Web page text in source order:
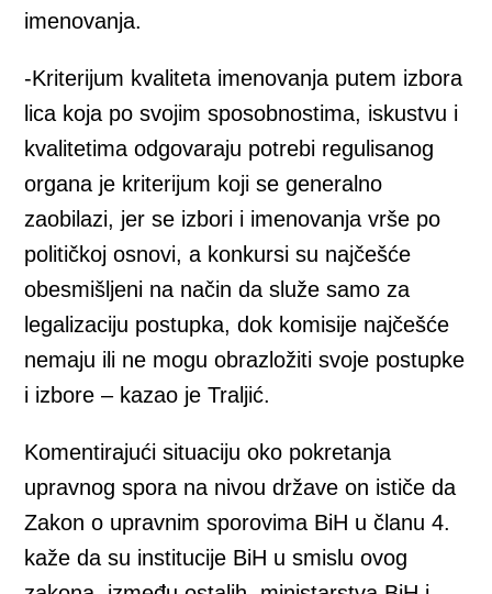
imenovanja.
-Kriterijum kvaliteta imenovanja putem izbora
lica koja po svojim sposobnostima, iskustvu i
kvalitetima odgovaraju potrebi regulisanog
organa je kriterijum koji se generalno
zaobilazi, jer se izbori i imenovanja vrše po
političkoj osnovi, a konkursi su najčešće
obesmišljeni na način da služe samo za
legalizaciju postupka, dok komisije najčešće
nemaju ili ne mogu obrazložiti svoje postupke
i izbore – kazao je Traljić.
Komentirajući situaciju oko pokretanja
upravnog spora na nivou države on ističe da
Zakon o upravnim sporovima BiH u članu 4.
kaže da su institucije BiH u smislu ovog